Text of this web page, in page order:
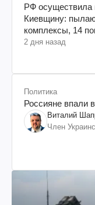
РФ осуществила
Киевщину:
комплексы, 14
2 дня назад
Политика
Россияне впали
Виталий
Член